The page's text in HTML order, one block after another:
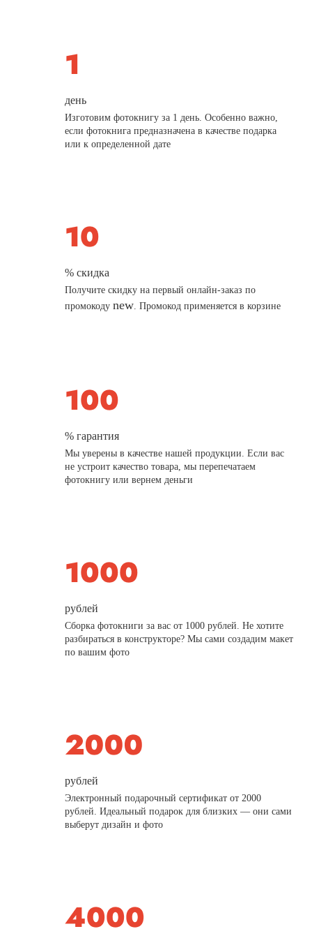
день
Изготовим фотокнигу за 1 день. Особенно важно,
если фотокнига предназначена в качестве подарка
или к определенной дате
% скидка
Получите скидку на первый онлайн-заказ по
промокодуnew. Промокод применяется в корзине
% гарантия
Мы уверены в качестве нашей продукции. Если вас
не устроит качество товара, мы перепечатаем
фотокнигу или вернем деньги
рублей
Сборка фотокниги за вас от 1000 рублей. Не хотите
разбираться в конструкторе? Мы сами создадим макет
по вашим фото
рублей
Электронный подарочный сертификат от 2000
рублей. Идеальный подарок для близких — они сами
выберут дизайн и фото